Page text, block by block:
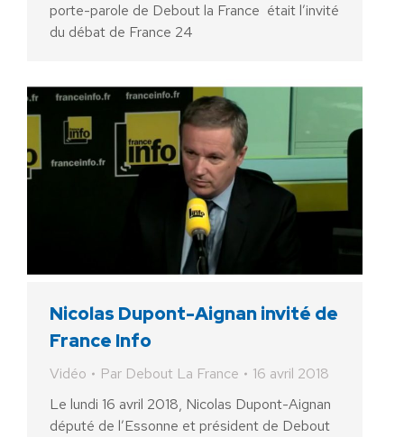
porte-parole de Debout la France était l’invité
du débat de France 24
Nicolas Dupont-Aignan invité de
France Info
Vidéo Par Debout La France
16 avril 2018
Le lundi 16 avril 2018, Nicolas Dupont-Aignan
député de l’Essonne et président de Debout